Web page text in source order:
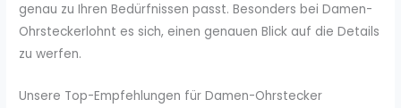
genau zu Ihren Bedürfnissen passt. Besonders bei Damen-
Ohrsteckerlohnt es sich, einen genauen Blick auf die Details
zu werfen.
Unsere Top-Empfehlungen für Damen-Ohrstecker